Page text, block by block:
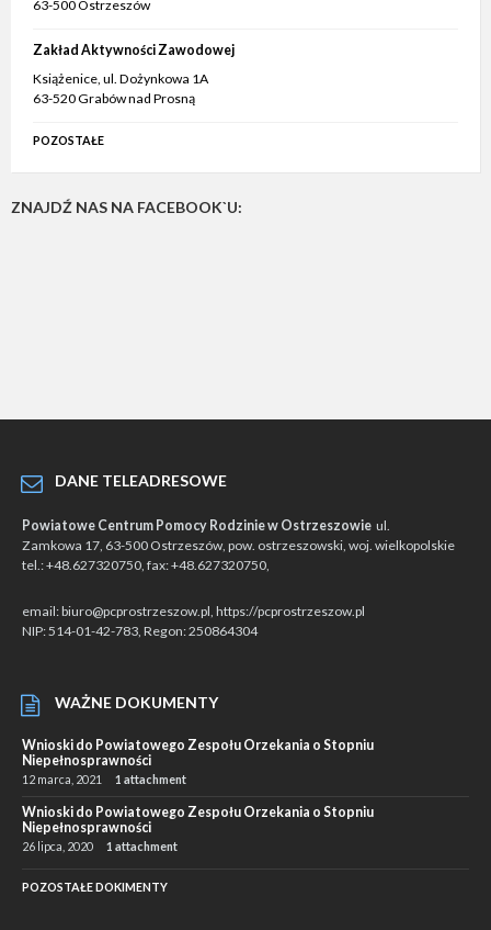
63-500 Ostrzeszów
Zakład Aktywności Zawodowej
Książenice, ul. Dożynkowa 1A
63-520 Grabów nad Prosną
POZOSTAŁE
ZNAJDŹ NAS NA FACEBOOK`U:
DANE TELEADRESOWE
Powiatowe Centrum Pomocy Rodzinie w Ostrzeszowie ul.
Zamkowa 17, 63-500 Ostrzeszów, pow. ostrzeszowski, woj. wielkopolskie
tel.: +48.627320750, fax: +48.627320750,
email: biuro@pcprostrzeszow.pl, https://pcprostrzeszow.pl
NIP: 514-01-42-783, Regon: 250864304
WAŻNE DOKUMENTY
Wnioski do Powiatowego Zespołu Orzekania o Stopniu
Niepełnosprawności
12 marca, 2021 1 attachment
Wnioski do Powiatowego Zespołu Orzekania o Stopniu
Niepełnosprawności
26 lipca, 2020 1 attachment
POZOSTAŁE DOKIMENTY